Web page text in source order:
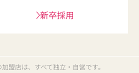
新卒採用
盟店は、すべて独立・自営です。